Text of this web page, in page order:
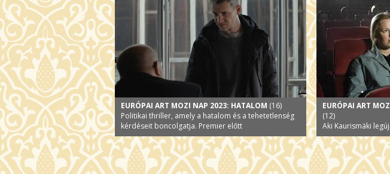
EURÓPAI ART MOZI NAP 2023: HATALOM (16)
Politikai thriller, amely a hatalom és a tehetetlenség
kérdéseit boncolgatja. Premier előtt
EURÓPAI ART
(12)
Aki Kaurismäki